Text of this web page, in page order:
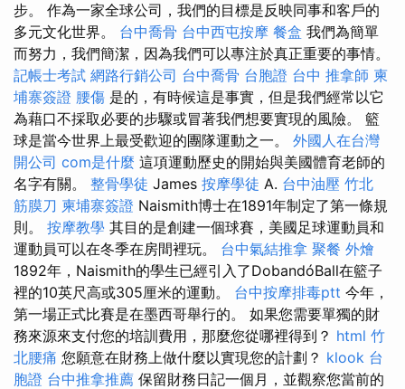
步。 作為一家全球公司，我們的目標是反映同事和客戶的
多元文化世界。 台中喬骨 台中西屯按摩 餐盒 我們為簡單
而努力，我們簡潔，因為我們可以專注於真正重要的事情。
記帳士考試 網路行銷公司 台中喬骨 台胞證 台中 推拿師 柬
埔寨簽證 腰傷 是的，有時候這是事實，但是我們經常以它
為藉口不採取必要的步驟或冒著我們想要實現的風險。 籃
球是當今世界上最受歡迎的團隊運動之一。 外國人在台灣
開公司 com是什麼 這項運動歷史的開始與美國體育老師的
名字有關。 整骨學徒 James 按摩學徒 A. 台中油壓 竹北
筋膜刀 柬埔寨簽證 Naismith博士在1891年制定了第一條規
則。 按摩教學 其目的是創建一個球賽，美國足球運動員和
運動員可以在冬季在房間裡玩。 台中氣結推拿 聚餐 外燴
1892年，Naismith的學生已經引入了DobandóBall在籃子
裡的10英尺高或305厘米的運動。 台中按摩排毒ptt 今年，
第一場正式比賽是在墨西哥舉行的。 如果您需要單獨的財
務來源來支付您的培訓費用，那麼您從哪裡得到？ html 竹
北腰痛 您願意在財務上做什麼以實現您的計劃？ klook 台
胞證 台中推拿推薦 保留財務日記一個月，並觀察您當前的